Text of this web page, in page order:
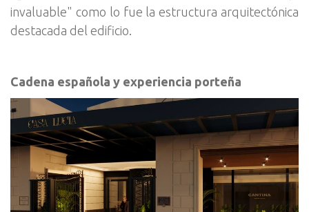
invaluable" como lo fue la estructura arquitectónica
destacada del edificio.
Cadena española y experiencia porteña